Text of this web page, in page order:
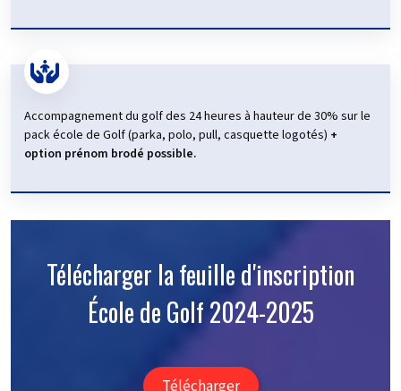
Accompagnement du golf des 24 heures à hauteur de 30% sur le
pack école de Golf (parka, polo, pull, casquette logotés) +
option prénom brodé possible.
Télécharger la feuille d'inscription
École de Golf 2024-2025